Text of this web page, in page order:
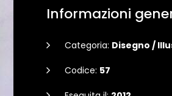
Informazioni
Categoria: Disegno /
Codice: 57